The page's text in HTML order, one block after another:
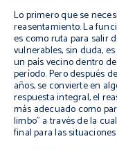
Lo primero que se
reasentamiento. La
es como ruta para salir
vulnerables, sin duda,
un país vecino dentro
período. Pero después
años, se convierte en
respuesta integral, el
más adecuado como
limbo" a través de la
final para las